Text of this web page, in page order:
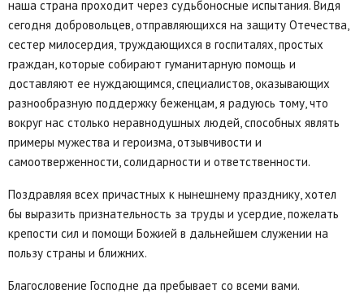
наша страна проходит через судьбоносные испытания. Видя
сегодня добровольцев, отправляющихся на защиту Отечества,
сестер милосердия, труждающихся в госпиталях, простых
граждан, которые собирают гуманитарную помощь и
доставляют ее нуждающимся, специалистов, оказывающих
разнообразную поддержку беженцам, я радуюсь тому, что
вокруг нас столько неравнодушных людей, способных являть
примеры мужества и героизма, отзывчивости и
самоотверженности, солидарности и ответственности.
Поздравляя всех причастных к нынешнему празднику, хотел
бы выразить признательность за труды и усердие, пожелать
крепости сил и помощи Божией в дальнейшем служении на
пользу страны и ближних.
Благословение Господне да пребывает со всеми вами.